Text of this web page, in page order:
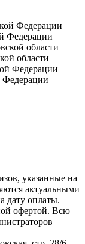
Федерации
области
Федерации
указанные на
актуальными
дату оплаты.
офертой. Всю